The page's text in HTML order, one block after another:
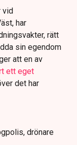
vid
har
rätt
sin egendom
att en av
ett eget
det har
drönare